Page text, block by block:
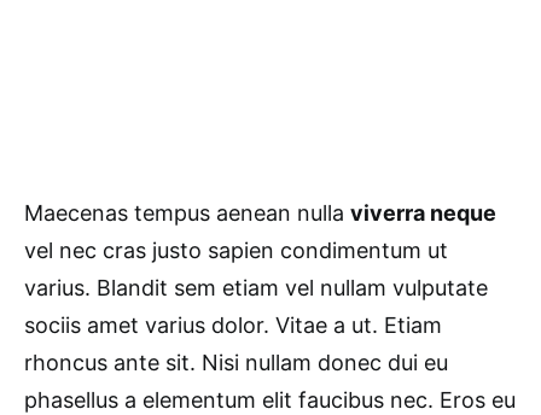
Maecenas tempus aenean nulla viverra neque
vel nec cras justo sapien condimentum ut
varius. Blandit sem etiam vel nullam vulputate
sociis amet varius dolor. Vitae a ut. Etiam
rhoncus ante sit. Nisi nullam donec dui eu
phasellus a elementum elit faucibus nec. Eros eu